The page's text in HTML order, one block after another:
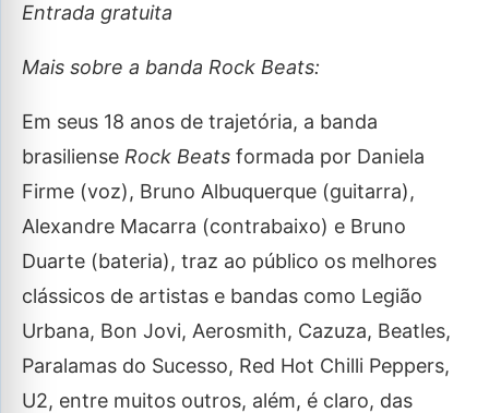
Entrada gratuita
Mais sobre a banda Rock Beats:
Em seus 18 anos de trajetória, a banda
brasiliense Rock Beats formada por Daniela
Firme (voz), Bruno Albuquerque (guitarra),
Alexandre Macarra (contrabaixo) e Bruno
Duarte (bateria), traz ao público os melhores
clássicos de artistas e bandas como Legião
Urbana, Bon Jovi, Aerosmith, Cazuza, Beatles,
Paralamas do Sucesso, Red Hot Chilli Peppers,
U2, entre muitos outros, além, é claro, das